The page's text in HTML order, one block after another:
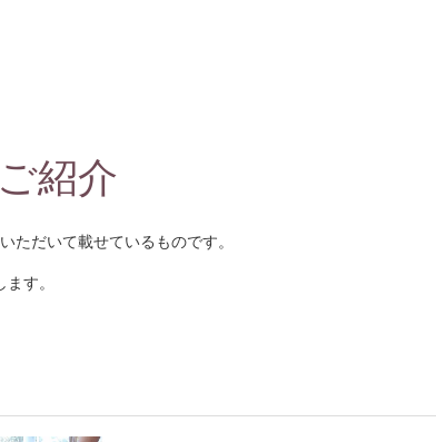
紹介
ただいて載せているものです。
す。